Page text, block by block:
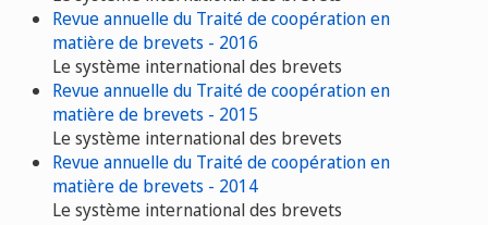
Revue annuelle du Traité de coopération en
matière de brevets - 2016
Le système international des brevets
Revue annuelle du Traité de coopération en
matière de brevets - 2015
Le système international des brevets
Revue annuelle du Traité de coopération en
matière de brevets - 2014
Le système international des brevets